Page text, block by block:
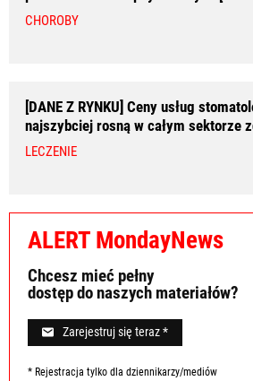
CHOROBY
[DANE Z RYNKU] Ceny usług
najszybciej rosną w całym sektorze
LECZENIE
ALERT MondayNews
Chcesz mieć pełny
dostęp do naszych materiałów?
Zarejestruj się teraz *
* Rejestracja tylko dla dziennikarzy/mediów